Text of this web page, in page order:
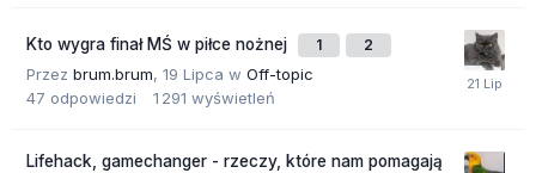
Kto wygra finał MŚ w piłce nożnej 1 2
Przez brum.brum, 19 Lipca w Off-topic
47 odpowiedzi 1 291 wyświetleń
Lifehack, gamechanger - rzeczy, które nam pomagają